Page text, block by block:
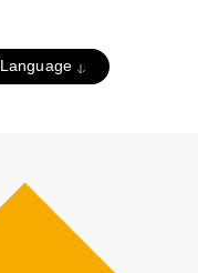
Language
繁體中文